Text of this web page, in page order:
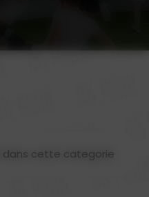
dans cette categorie